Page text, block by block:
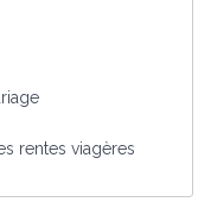
rentes viagères